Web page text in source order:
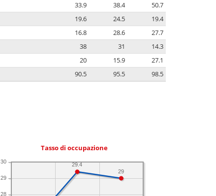
33.9 38.4
50.7
19.6 24.5
19.4
16.8 28.6
27.7
38 31
14.3
20 15.9
27.1
90.5 95.5 98.5
Tasso di occupazione
28
29
30
29
29.4